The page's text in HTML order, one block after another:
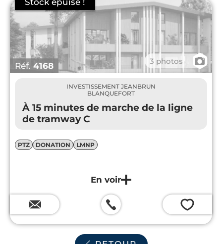
Réf. 4168 3 photos 📷
INVESTISSEMENT JEANBRUN
BLANQUEFORT
À 15 minutes de marche de la ligne
de tramway C
PTZ DONATION LMNP
💗